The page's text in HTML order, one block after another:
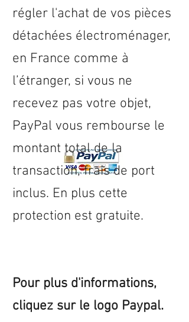
régler l'achat de vos pièces
détachées électroménager,
en France comme à
l’étranger, si vous ne
recevez pas votre objet,
PayPal vous rembourse le
montant total de la
transaction, frais de port
inclus. En plus cette
protection est gratuite.
Pour plus d'informations,
cliquez sur le logo Paypal.